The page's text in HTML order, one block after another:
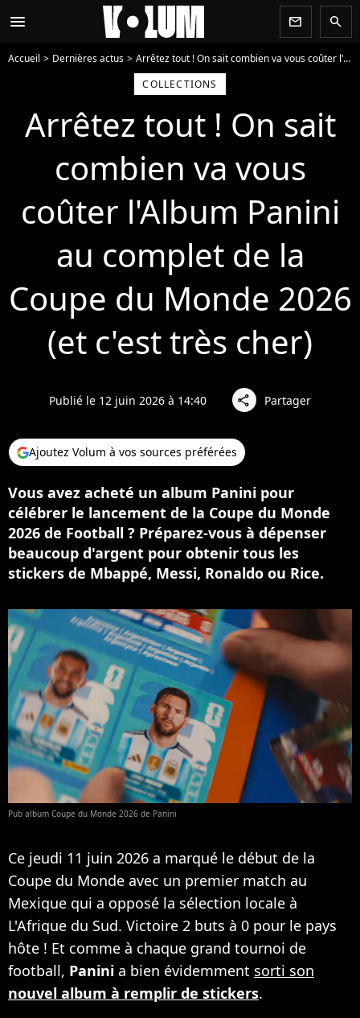
menu newsletter search
Accueil Dernières actus
Arrêtez tout ! On sait combien va vous coûter l'Album Panini au complet de la Coupe du Monde 2026 (et c'est très cher)
COLLECTIONS
Arrêtez tout ! On sait
combien va vous
coûter l'Album Panini
au complet de la
Coupe du Monde 2026
(et c'est très cher)
Publié le 12 juin 2026 à 14:40 share Partager
Ajoutez Volum à vos sources préférées
Vous avez acheté un album Panini pour
célébrer le lancement de la Coupe du Monde
2026 de Football ? Préparez-vous à dépenser
beaucoup d'argent pour obtenir tous les
stickers de Mbappé, Messi, Ronaldo ou Rice.
Pub album Coupe du Monde 2026 de Panini
Ce jeudi 11 juin 2026 a marqué le début de la
Coupe du Monde avec un premier match au
Mexique qui a opposé la sélection locale à
L'Afrique du Sud. Victoire 2 buts à 0 pour le pays
hôte ! Et comme à chaque grand tournoi de
football, Panini a bien évidemment sorti son
nouvel album à remplir de stickers.